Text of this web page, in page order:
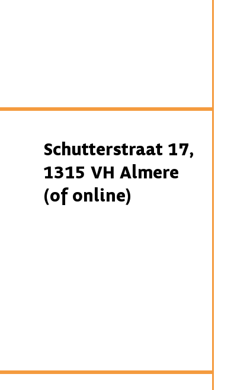
Schutterstraat 17,
1315 VH Almere
(of online)